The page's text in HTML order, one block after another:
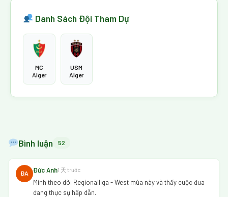
Danh Sách Đội Tham Dự
MC
Alger
USM
Alger
Bình luận 52
ĐA Đức Anh1 天 trước
Mình theo dõi Regionalliga - West mùa này và thấy cuộc đua
đang thực sự hấp dẫn.